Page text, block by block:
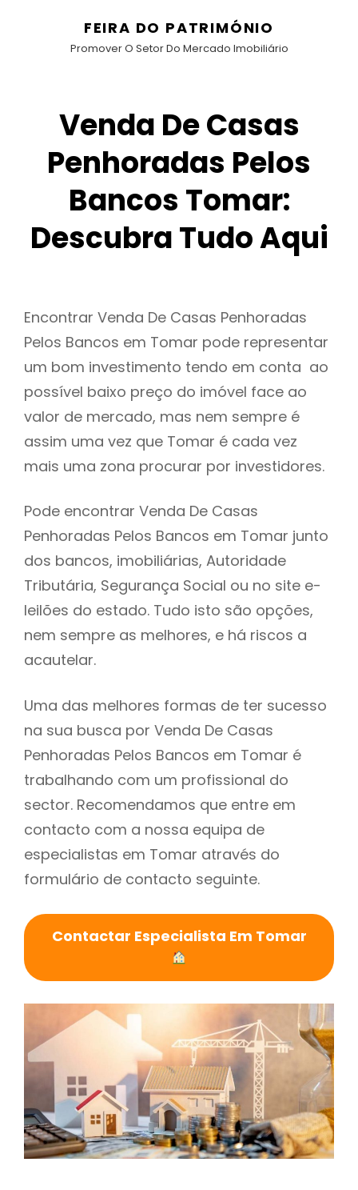
FEIRA DO PATRIMÓNIO
Promover O Setor Do Mercado Imobiliário
Venda De Casas
Penhoradas Pelos
Bancos Tomar:
Descubra Tudo Aqui
Encontrar Venda De Casas Penhoradas
Pelos Bancos em Tomar pode representar
um bom investimento tendo em conta ao
possível baixo preço do imóvel face ao
valor de mercado, mas nem sempre é
assim uma vez que Tomar é cada vez
mais uma zona procurar por investidores.
Pode encontrar Venda De Casas
Penhoradas Pelos Bancos em Tomar junto
dos bancos, imobiliárias, Autoridade
Tributária, Segurança Social ou no site e-
leilões do estado. Tudo isto são opções,
nem sempre as melhores, e há riscos a
acautelar.
Uma das melhores formas de ter sucesso
na sua busca por Venda De Casas
Penhoradas Pelos Bancos em Tomar é
trabalhando com um profissional do
sector. Recomendamos que entre em
contacto com a nossa equipa de
especialistas em Tomar através do
formulário de contacto seguinte.
Contactar Especialista Em Tomar